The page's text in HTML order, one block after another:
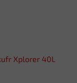
Xplorer 40L